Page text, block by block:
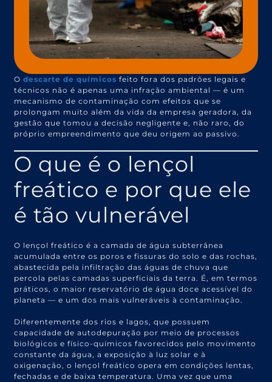
Odescarte de químicos feito fora dos padrões legais e
técnicos não é apenas uma infração ambiental — é um
mecanismo de contaminação com efeitos que se
prolongam muito além da vida da empresa geradora, da
gestão que tomou a decisão negligente e, não raro, do
próprio empreendimento que deu origem ao passivo.
O que é o lençol
freático e por que ele
é tão vulnerável
O lençol freático é a camada de água subterrânea
acumulada entre os poros e fissuras do solo e das rochas,
abastecida pela infiltração das águas de chuva que
percola pelas camadas superficiais da terra. É, em termos
práticos, o maior reservatório de água doce acessível do
planeta — e um dos mais vulneráveis à contaminação.
Diferentemente dos rios e lagos, que possuem
capacidade de autodepuração por meio de processos
biológicos e físico-químicos favorecidos pelo movimento
constante da água, a exposição à luz solar e à
oxigenação, o lençol freático opera em condições lentas,
fechadas e de baixa temperatura. Uma vez que uma